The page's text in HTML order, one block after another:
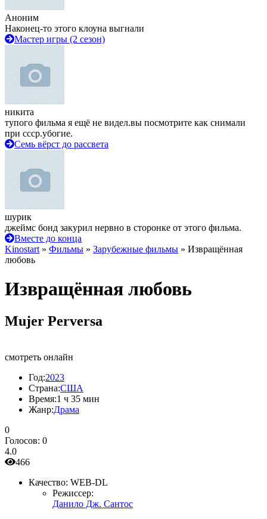
Аноним
Наконец-то этого клоуна выгнали
Мастер игры (2 сезон)
никита
тупого фильма я ещё не видел.вы посмотрите как снимали
при ссср.убогие.
Семь вёрст до рассвета
шурик
джеймс бонд закурил нервно в сторонке от этого фильма.
Вместе до конца
Kinostart » Фильмы » Зарубежные фильмы » Извращённая
любовь
Извращённая любовь
Mujer Perversa
смотреть онлайн
Год:2023
Страна:США
Время:1 ч 35 мин
Жанр:Драма
0
Голосов: 0
4.0
466
Качество: WEB-DL
Режиссер:
Данило Дж. Сантос